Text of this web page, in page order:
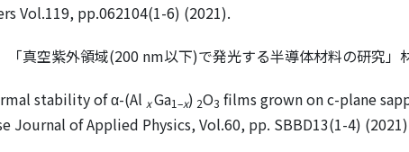
Vol.119, pp.062104(1-6) (2021).
「真空紫外領域(200 nm以下)で発光する半導体材料の研究」
stability of α-(Al xGa1–x) 2O3 films grown on c-plane
Journal of Applied Physics, Vol.60, pp. SBBD13(1-4)